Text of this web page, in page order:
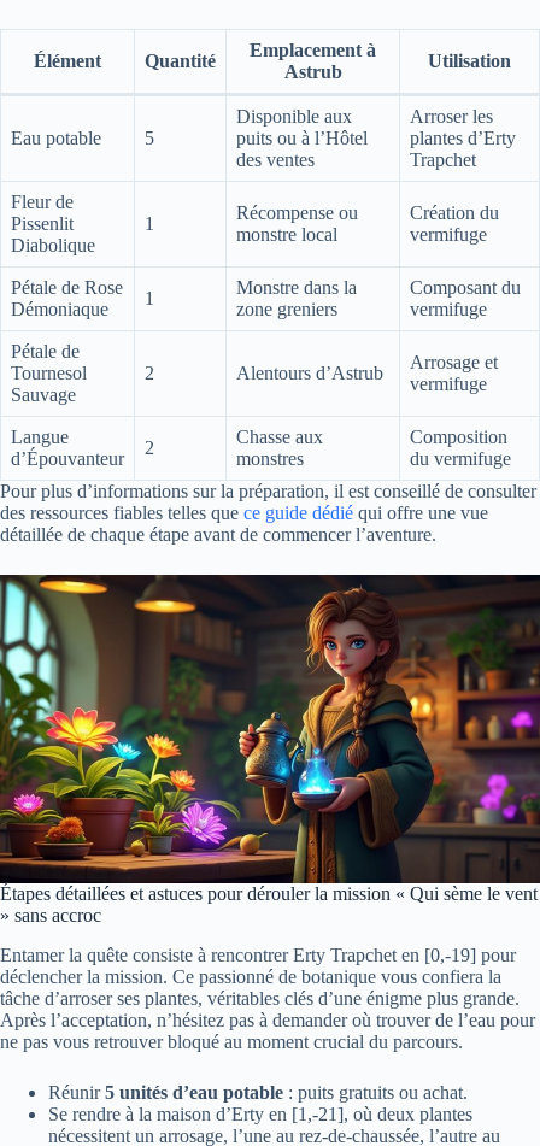
Élément Quantité
Emplacement à
Astrub
Utilisation
Eau potable 5
Disponible aux
puits ou à l’Hôtel
des ventes
Arroser les
plantes d’Erty
Trapchet
Fleur de
Pissenlit
Diabolique
1
Récompense ou
monstre local
Création du
vermifuge
Pétale de Rose
Démoniaque
1
Monstre dans la
zone greniers
Composant du
vermifuge
Pétale de
Tournesol
Sauvage
2 Alentours d’Astrub
Arrosage et
vermifuge
Langue
d’Épouvanteur
2
Chasse aux
monstres
Composition
du vermifuge
Pour plus d’informations sur la préparation, il est conseillé de consulter
des ressources fiables telles que ce guide dédié qui offre une vue
détaillée de chaque étape avant de commencer l’aventure.
Étapes détaillées et astuces pour dérouler la mission « Qui sème le vent
» sans accroc
Entamer la quête consiste à rencontrer Erty Trapchet en [0,-19] pour
déclencher la mission. Ce passionné de botanique vous confiera la
tâche d’arroser ses plantes, véritables clés d’une énigme plus grande.
Après l’acceptation, n’hésitez pas à demander où trouver de l’eau pour
ne pas vous retrouver bloqué au moment crucial du parcours.
Réunir5 unités d’eau potable : puits gratuits ou achat.
Se rendre à la maison d’Erty en [1,-21], où deux plantes
nécessitent un arrosage, l’une au rez-de-chaussée, l’autre au